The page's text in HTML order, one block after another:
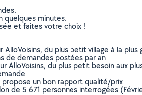
quelques minutes.
et faites votre choix !
du plus petit village à la
de demandes postées par an
du plus petit besoin aux
propose un bon rapport qualité/prix
de 5 671 personnes interrogées